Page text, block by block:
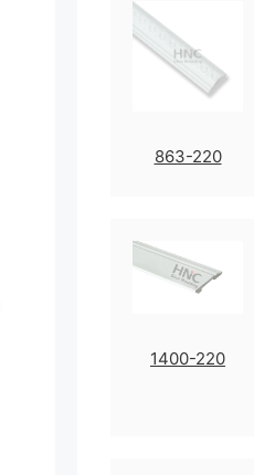
863-220
1400-220